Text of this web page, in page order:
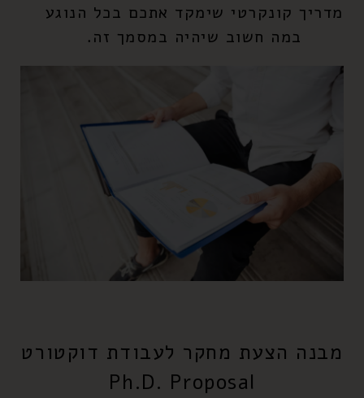
מדריך קונקרטי שימקד אתכם בכל הנוגע
במה חשוב שיהיה במסמך זה.
מבנה הצעת מחקר לעבודת דוקטורט
Ph.D. Proposal